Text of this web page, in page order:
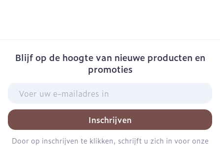
Blijf op de hoogte van nieuwe producten en
promoties
Inschrijven
Door op inschrijven te klikken, schrijft u zich in voor onze